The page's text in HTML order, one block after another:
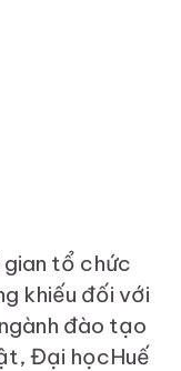
tổ chức
khiếu đối với
đào tạo
Đại họcHuế